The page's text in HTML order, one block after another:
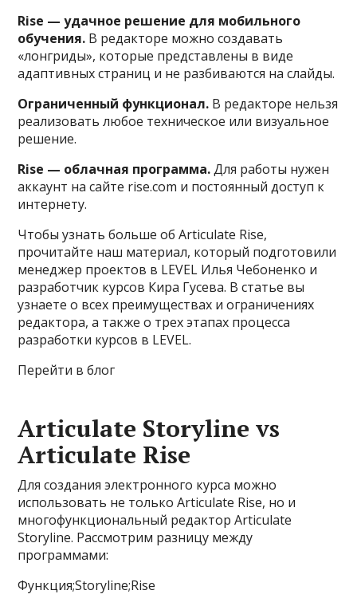
Rise — удачное решение для мобильного
обучения. В редакторе можно создавать
«лонгриды», которые представлены в виде
адаптивных страниц и не разбиваются на слайды.
Ограниченный функционал. В редакторе нельзя
реализовать любое техническое или визуальное
решение.
Rise — облачная программа.Для работы нужен
аккаунт на сайте rise.com и постоянный доступ к
интернету.
Чтобы узнать больше об Articulate Rise,
прочитайте наш материал, который подготовили
менеджер проектов в LEVEL Илья Чебоненко и
разработчик курсов Кира Гусева. В статье вы
узнаете о всех преимуществах и ограничениях
редактора, а также о трех этапах процесса
разработки курсов в LEVEL.
Перейти в блог
Articulate Storyline vs
Articulate Rise
Для создания электронного курса можно
использовать не только Articulate Rise, но и
многофункциональный редактор Articulate
Storyline. Рассмотрим разницу между
программами:
Функция;Storyline;Rise